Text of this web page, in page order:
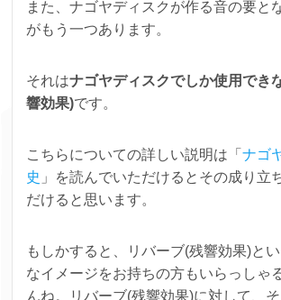
また、ナゴヤディスクが作る音の要と
がもう一つあります。
それはナゴヤディスクでしか使用でき
響効果)です。
こちらについての詳しい説明は「ナゴ
史 」を読んでいただけるとその成り立
だけると思います。
もしかすると、リバーブ(残響効果)と
なイメージをお持ちの方もいらっしゃ
んね。
リバーブ(残響効果)に対して、